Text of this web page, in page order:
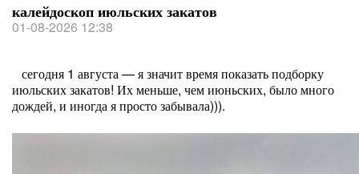
калейдоскоп июльских закатов
01-08-2026 12:38
сегодня 1 августа — я значит время показать подборку
июльских закатов! Их меньше, чем июньских, было много
дождей, и иногда я просто забывала))).